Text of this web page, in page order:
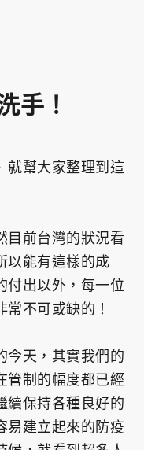
手！
就幫大家整理到這
目前台灣的狀況看
以能有這樣的成
付出以外，每一位
不可或缺的！
今天，其實我們的
管制的幅度都已經
續保持各種良好的
易建立起來的防疫